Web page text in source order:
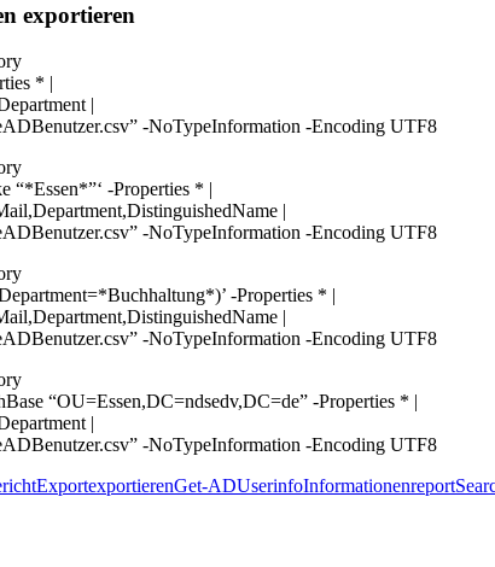
exportieren
* |
|
-NoTypeInformation -Encoding UTF8
“*Essen*”‘ -Properties * |
|
-NoTypeInformation -Encoding UTF8
-Properties * |
|
-NoTypeInformation -Encoding UTF8
“OU=Essen,DC=ndsedv,DC=de” -Properties * |
|
-NoTypeInformation -Encoding UTF8
ExportexportierenGet-ADUserinfoInformationenreport